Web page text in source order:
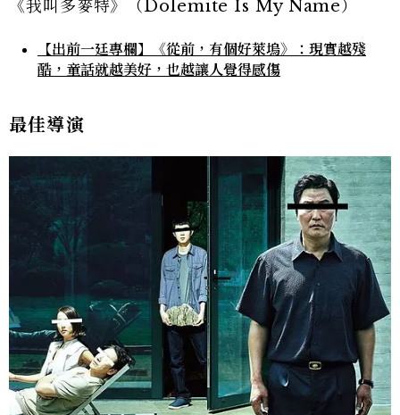
《我叫多麥特》（Dolemite Is My Name）
【出前一廷專欄】《從前，有個好萊塢》：現實越殘
酷，童話就越美好，也越讓人覺得感傷
最佳導演